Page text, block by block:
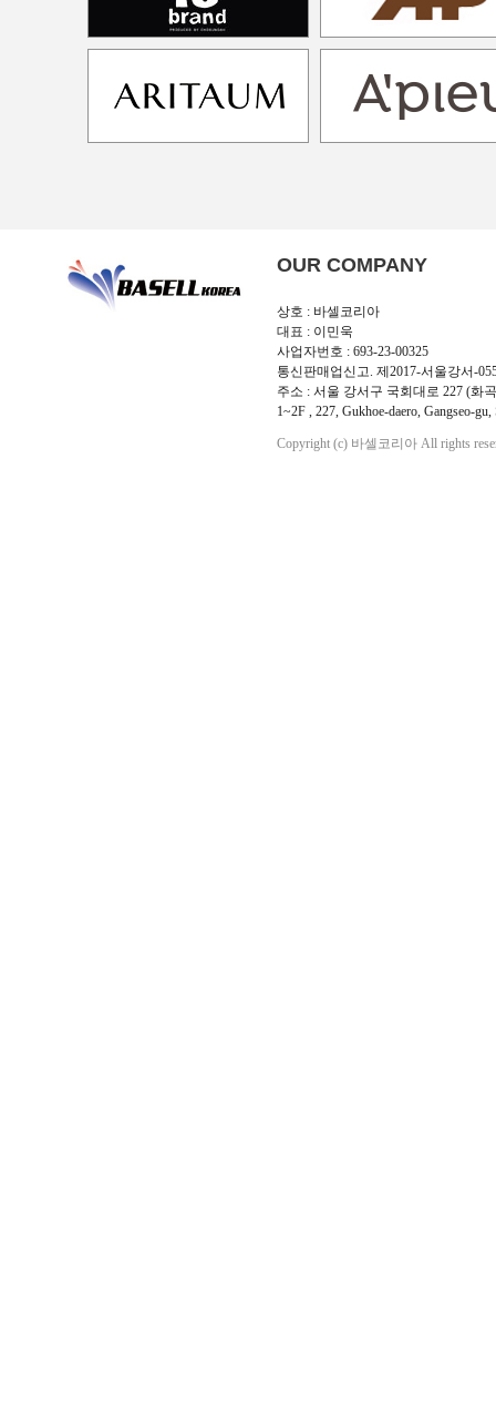
OUR COMPANY
상호 : 바셀코리아
대표 : 이민욱
사업자번호 : 693-23-00325
통신판매업신고. 제2017-서울강서-
주소 : 서울 강서구 국회대로 227 (화
1~2F , 227, Gukhoe-daero, Gangseo-
Copyright (c) 바셀코리아 All rights